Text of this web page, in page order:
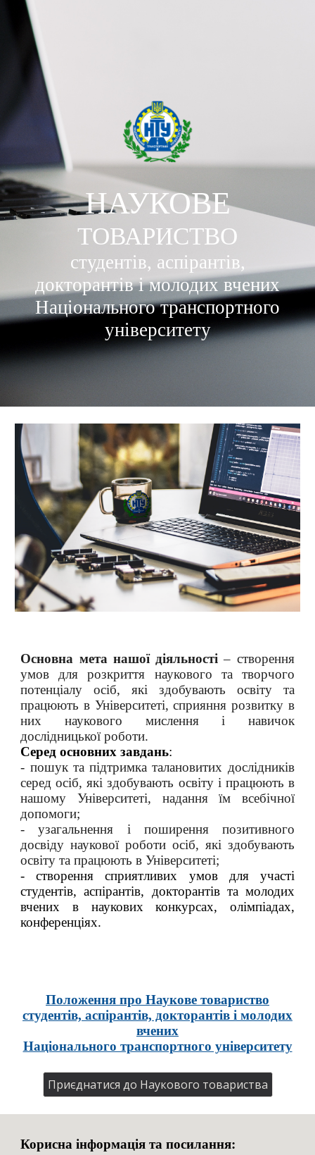
Skip to main content
НАУКОВЕ
ТОВАРИСТВО
студентів, аспірантів,
докторантів і молодих вчених
Національного транспортного
університету
Основна мета нашої діяльності – створення
умов для розкриття наукового та творчого
потенціалу осіб, які здобувають освіту та
працюють в Університеті, сприяння розвиткув
них наукового мислення і навичок
дослідницької роботи.
Серед основних завдань:
- пошук та підтримка талановитих дослідників
серед осіб, які здобувають освіту і працюють в
нашому Університеті, надання їм всебічної
допомоги;
- узагальнення і поширення позитивного
досвіду наукової роботи осіб, які здобувають
освіту та працюють в Університеті;
- створення сприятливих умов для участі
студентів, аспірантів, докторантів та молодих
вчених в наукових конкурсах, олімпіадах,
конференціях.
Положення про Наукове товариство
студентів, аспірантів, докторантів і молодих
вчених
Національного транспортного університету
Приєднатися до Наукового товариства
Корисна інформація та посилання: